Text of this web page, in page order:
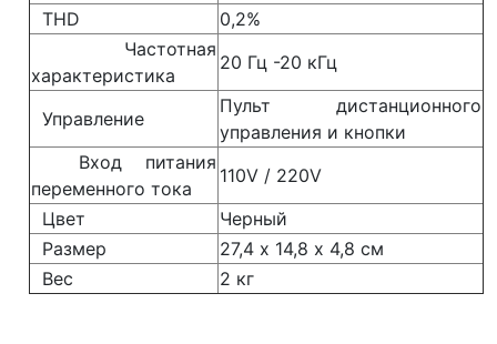
THD
0,2%
Частотная
характеристика
20 Гц -20 кГц
Управление
Пульт дистанционного
управления и кнопки
Вход питания
переменного тока
110V / 220V
Цвет
Черный
Размер
27,4 х 14,8 х 4,8 см
Вес
2 кг